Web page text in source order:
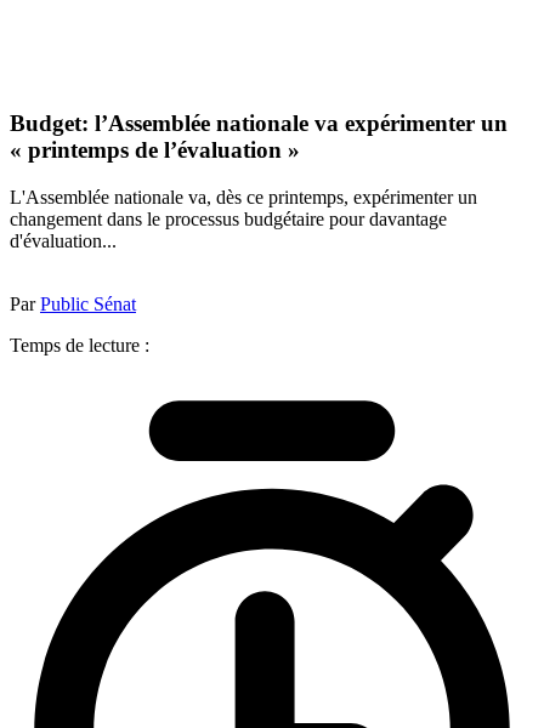
Budget: l’Assemblée nationale va expérimenter un
« printemps de l’évaluation »
L'Assemblée nationale va, dès ce printemps, expérimenter un
changement dans le processus budgétaire pour davantage
d'évaluation...
ParPublic Sénat
Temps de lecture :